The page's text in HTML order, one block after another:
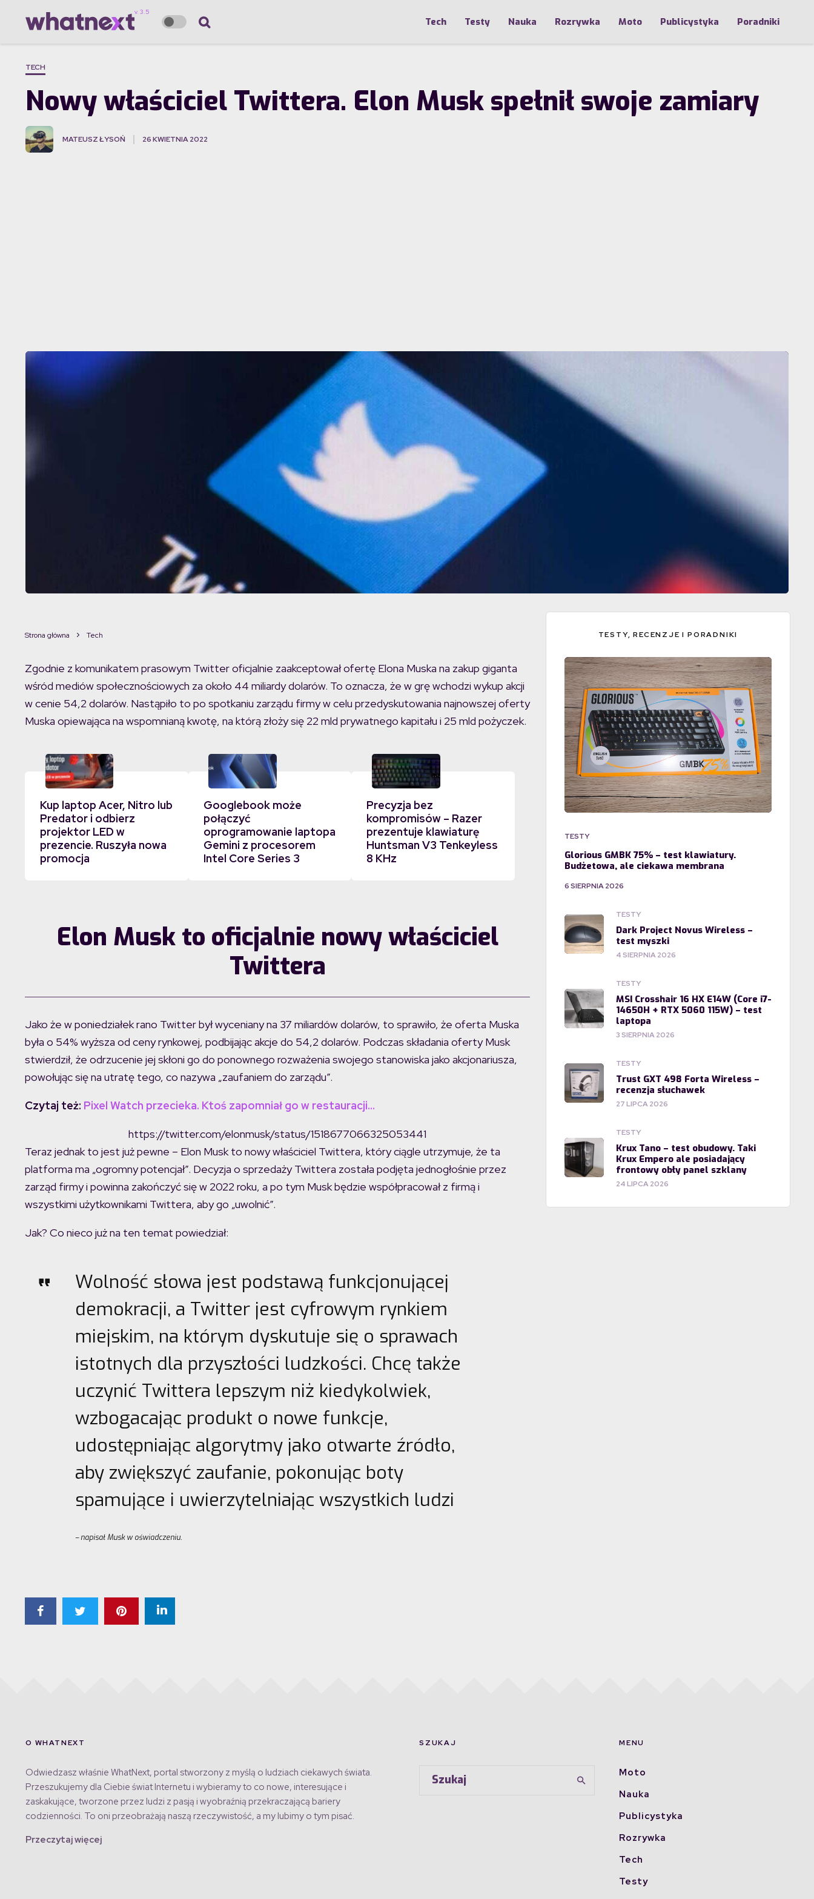
Tech Testy Nauka Rozrywka Moto Publicystyka Poradniki
TECH
Nowy właściciel Twittera. Elon Musk spełnił swoje zamiary
MATEUSZ ŁYSOŃ 26 KWIETNIA 2022
Strona główna Tech
Zgodnie z komunikatem prasowym Twitter oficjalnie zaakceptował ofertę Elona Muska na zakup giganta
wśród mediów społecznościowych za około 44 miliardy dolarów. To oznacza, że w grę wchodzi wykup akcji
w cenie 54,2 dolarów. Nastąpiło to po spotkaniu zarządu firmy w celu przedyskutowania najnowszej oferty
Muska opiewająca na wspomnianą kwotę, na którą złoży się 22 mld prywatnego kapitału i 25 mld pożyczek.
Kup laptop Acer, Nitro lub
Predator i odbierz
projektor LED w
prezencie. Ruszyła nowa
promocja
Googlebook może
połączyć
oprogramowanie laptopa
Gemini z procesorem
Intel Core Series 3
Precyzja bez
kompromisów – Razer
prezentuje klawiaturę
Huntsman V3 Tenkeyless
8 KHz
Elon Musk to oficjalnie nowy właściciel
Twittera
Jako że w poniedziałek rano Twitter był wyceniany na 37 miliardów dolarów, to sprawiło, że oferta Muska
była o 54% wyższa od ceny rynkowej, podbijając akcje do 54,2 dolarów. Podczas składania oferty Musk
stwierdził, że odrzucenie jej skłoni go do ponownego rozważenia swojego stanowiska jako akcjonariusza,
powołując się na utratę tego, co nazywa „zaufaniem do zarządu”.
Czytaj też: Pixel Watch przecieka. Ktoś zapomniał go w restauracji…
https://twitter.com/elonmusk/status/1518677066325053441
Teraz jednak to jest już pewne – Elon Musk to nowy właściciel Twittera, który ciągle utrzymuje, że ta
platforma ma „ogromny potencjał”. Decyzja o sprzedaży Twittera została podjęta jednogłośnie przez
zarząd firmy i powinna zakończyć się w 2022 roku, a po tym Musk będzie współpracował z firmą i
wszystkimi użytkownikami Twittera, aby go „uwolnić”.
Jak? Co nieco już na ten temat powiedział:
Wolność słowa jest podstawą funkcjonującej
demokracji, a Twitter jest cyfrowym rynkiem
miejskim, na którym dyskutuje się o sprawach
istotnych dla przyszłości ludzkości. Chcę także
uczynić Twittera lepszym niż kiedykolwiek,
wzbogacając produkt o nowe funkcje,
udostępniając algorytmy jako otwarte źródło,
aby zwiększyć zaufanie, pokonując boty
spamujące i uwierzytelniając wszystkich ludzi
– napisał Musk w oświadczeniu.
TESTY, RECENZJE I PORADNIKI
TESTY
Glorious GMBK 75% – test klawiatury.
Budżetowa, ale ciekawa membrana
6 SIERPNIA 2026
TESTY
Dark Project Novus Wireless –
test myszki
4 SIERPNIA 2026
TESTY
MSI Crosshair 16 HX E14W (Core i7-
14650H + RTX 5060 115W) – test
laptopa
3 SIERPNIA 2026
TESTY
Trust GXT 498 Forta Wireless –
recenzja słuchawek
27 LIPCA 2026
TESTY
Krux Tano – test obudowy. Taki
Krux Empero ale posiadający
frontowy obły panel szklany
24 LIPCA 2026
O WHATNEXT
Odwiedzasz właśnie WhatNext, portal stworzony z myślą o ludziach ciekawych świata.
Przeszukujemy dla Ciebie świat Internetu i wybieramy to co nowe, interesujące i
zaskakujące, tworzone przez ludzi z pasją i wyobraźnią przekraczającą bariery
codzienności. To oni przeobrażają naszą rzeczywistość, a my lubimy o tym pisać.
Przeczytaj więcej
SZUKAJ MENU
Moto
Nauka
Publicystyka
Rozrywka
Tech
Testy